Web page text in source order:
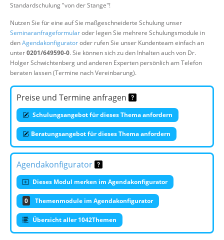
Standardschulung "von der Stange"!
Nutzen Sie für eine auf Sie maßgeschneiderte Schulung unser
Seminaranfrageformularoder legen Sie mehrere Schulungsmodule in
denAgendakonfiguratoroder rufen Sie unser Kundenteam einfach an
unter0201/649590-0. Sie können sich zu den Inhalten auch von Dr.
Holger Schwichtenberg und anderen Experten persönlich am Telefon
beraten lassen (Termine nach Vereinbarung).
Preise und Termine anfragen
Schulungsangebot für dieses Thema anfordern
Beratungsangebot für dieses Thema anfordern
Agendakonfigurator
Dieses Modul merken im Agendakonfigurator
0 Themenmodule im Agendakonfigurator
Übersicht aller 1042Themen